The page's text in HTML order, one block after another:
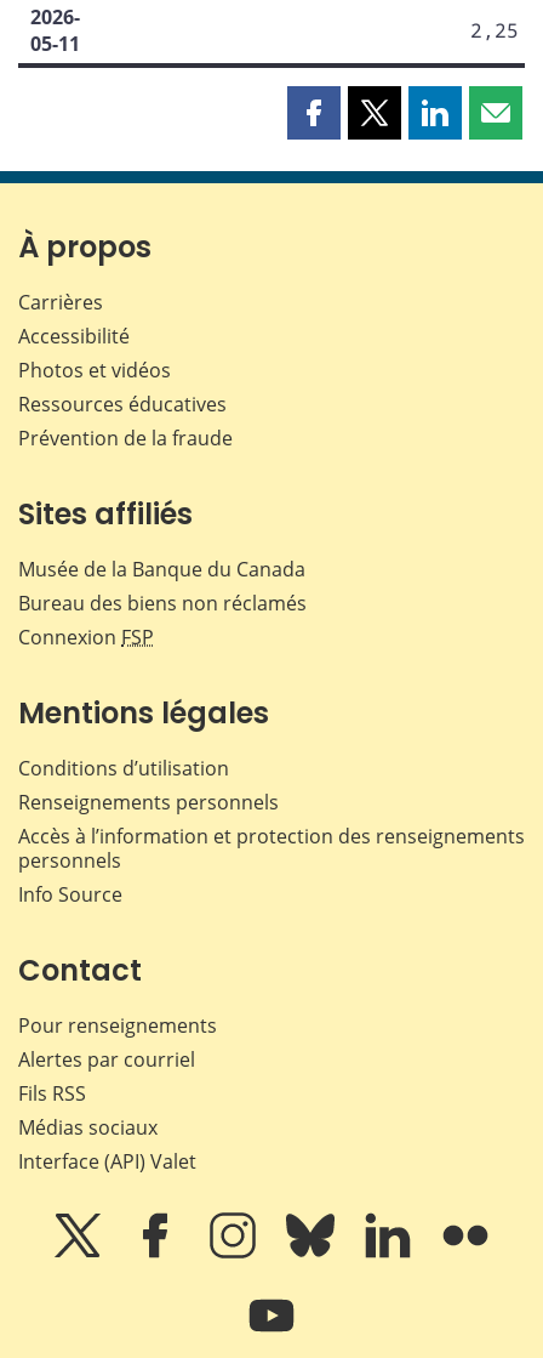
2026-
05-11
2,25
Partager
page
Partager
page
Partager
page page
À propos
Carrières
Accessibilité
Photos et vidéos
Ressources éducatives
Prévention de la fraude
Sites affiliés
Musée de la Banque du Canada
Bureau des biens non réclamés
Connexion FSP
Mentions légales
Conditions d’utilisation
Renseignements personnels
Accès à l’information et protection des renseignements
personnels
Info Source
Contact
Pour renseignements
Alertes par courriel
Fils RSS
Médias sociaux
Interface (API) Valet